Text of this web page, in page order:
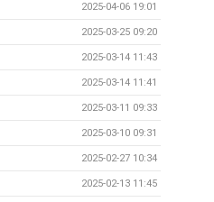
2025-04-06 19:01
2025-03-25 09:20
2025-03-14 11:43
2025-03-14 11:41
2025-03-11 09:33
2025-03-10 09:31
2025-02-27 10:34
2025-02-13 11:45